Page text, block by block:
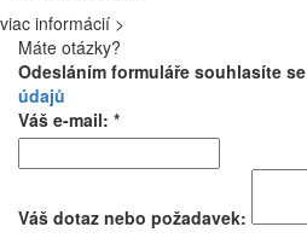
viac informácií >
Máte otázky?
Odesláním formuláře souhlasíte se
údajů
Váš e-mail: *
Váš dotaz nebo požadavek: